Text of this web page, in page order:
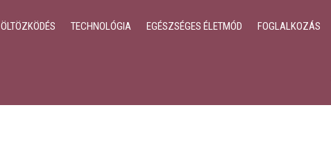
ÖLTÖZKÖDÉS TECHNOLÓGIA EGÉSZSÉGES ÉLETMÓD FOGLALKOZÁS